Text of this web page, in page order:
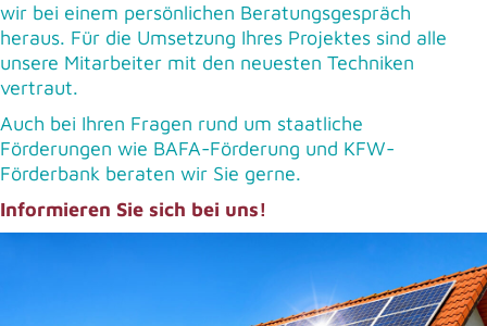
wir bei einem persönlichen Beratungsgespräch
heraus. Für die Umsetzung Ihres Projektes sind alle
unsere Mitarbeiter mit den neuesten Techniken
vertraut.
Auch bei Ihren Fragen rund um staatliche
Förderungen wie BAFA-Förderung und KFW-
Förderbank beraten wir Sie gerne.
Informieren Sie sich bei uns!